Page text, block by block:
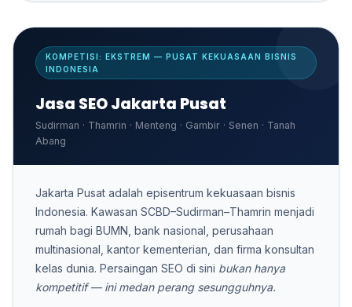
KOMPETISI: EKSTREM — PUSAT KEKUASAAN BISNIS
INDONESIA
Jasa SEO Jakarta Pusat
Sudirman · Thamrin · Menteng · Gambir · Senen · Tanah
Abang
Jakarta Pusat adalah episentrum kekuasaan bisnis
Indonesia. Kawasan SCBD–Sudirman–Thamrin menjadi
rumah bagi BUMN, bank nasional, perusahaan
multinasional, kantor kementerian, dan firma konsultan
kelas dunia. Persaingan SEO di sini bukan hanya
kompetitif — ini medan perang sesungguhnya.